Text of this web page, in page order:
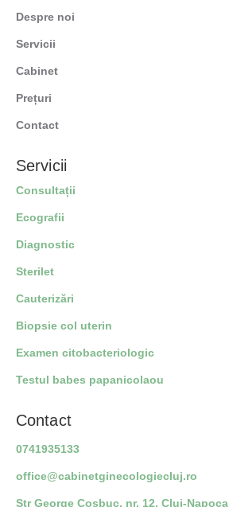
Despre noi
Servicii
Cabinet
Prețuri
Contact
Servicii
Consultații
Ecografii
Diagnostic
Sterilet
Cauterizări
Biopsie col uterin
Examen citobacteriologic
Testul babes papanicolaou
Contact
0741935133
office@cabinetginecologiecluj.ro
Str George Coșbuc, nr. 12, Cluj-Napoca